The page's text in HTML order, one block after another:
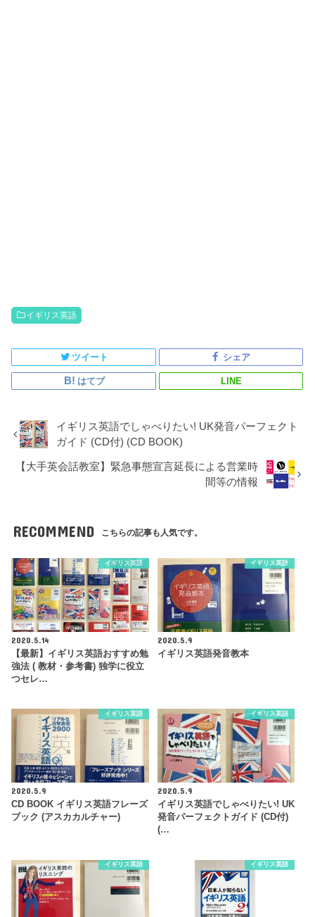
イギリス英語
ツイート シェア
はてブ LINE
イギリス英語でしゃべりたい! UK発音パーフェクト
ガイド (CD付) (CD BOOK)
【大手英会話教室】緊急事態宣言延長による営業時
間等の情報
RECOMMEND こちらの記事も人気です。
イギリス英語
2020.5.14
【最新】イギリス英語おすすめ勉
強法 ( 教材・参考書) 独学に役立
つセレ…
イギリス英語
2020.5.9
イギリス英語発音教本
イギリス英語
2020.5.9
CD BOOK イギリス英語フレーズ
ブック (アスカカルチャー)
イギリス英語
2020.5.9
イギリス英語でしゃべりたい! UK
発音パーフェクトガイド (CD付)
(…
イギリス英語 イギリス英語